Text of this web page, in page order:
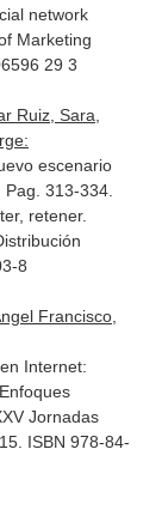
network
Marketing
29 3
Ruiz, Sara,
escenario
313-334.
retener.
8
Francisco,
Internet:
Jornadas
ISBN 978-84-